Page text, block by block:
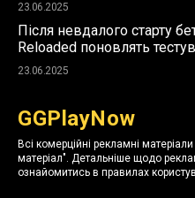
23.06.2025
Після невдалого старту
Reloaded поновлять
23.06.2025
GGPlayNow
Всі комерційні рекламні
матеріал". Детальніше щодо
ознайомитись в правилах